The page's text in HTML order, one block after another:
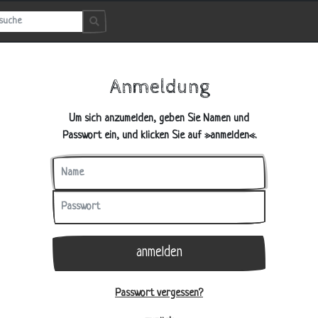
Anmeldung
Um sich anzumelden, geben Sie Namen und
Passwort ein, und klicken Sie auf »anmelden«.
anmelden
Passwort vergessen?